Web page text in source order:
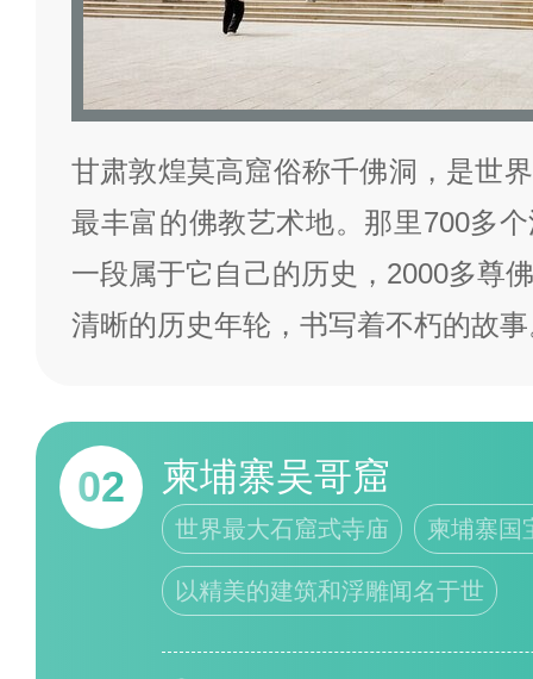
甘肃敦煌莫高窟俗称千佛洞，是世
最丰富的佛教艺术地。那里700多
一段属于它自己的历史，2000多尊
清晰的历史年轮，书写着不朽的故
02 柬埔寨吴哥窟
世界最大石窟式寺庙 柬埔寨国
以精美的建筑和浮雕闻名于世